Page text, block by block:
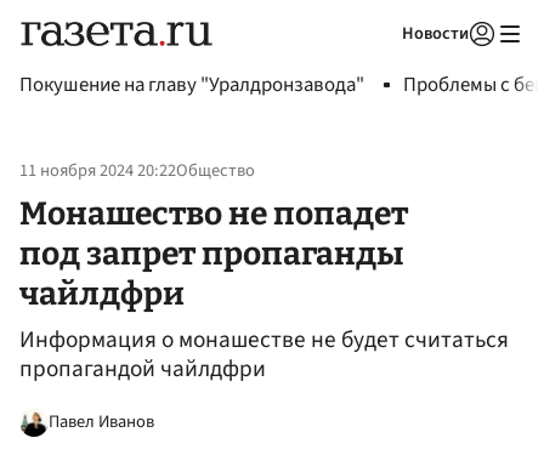
Новости
Покушение на главу "Уралдронзавода" Проблемы с
11 ноября 2024 20:22Общество
Монашество не попадет
под запрет пропаганды
чайлдфри
Информация о монашестве не будет считаться
пропагандой чайлдфри
Павел Иванов